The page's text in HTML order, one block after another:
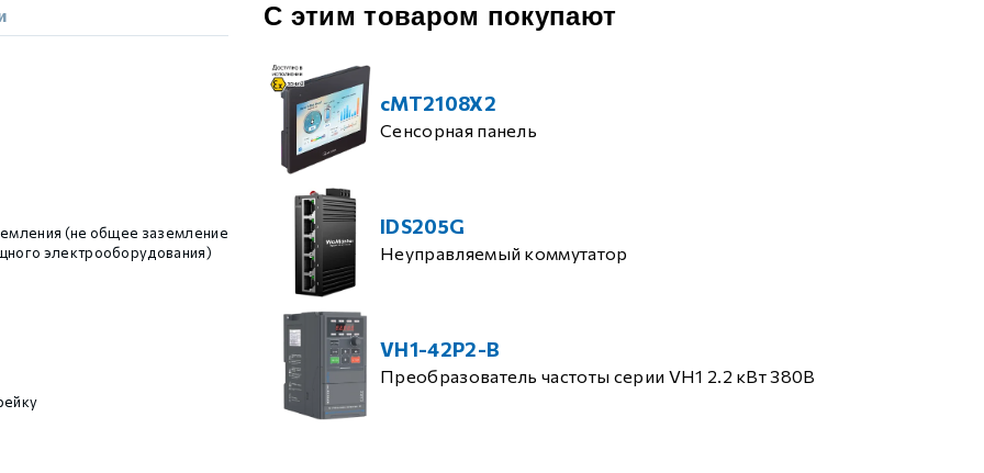
(не общее заземление
электрооборудования)
С этим товаром покупают
cMT2108X2
Сенсорная панель
IDS205G
Неуправляемый коммутатор
VH1-42P2-B
Преобразователь частоты серии VH1 2.2 кВт 380В